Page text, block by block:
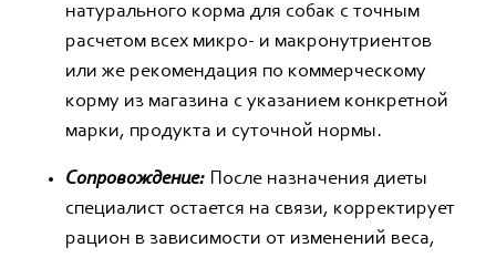
натурального корма для собак с точным
расчетом всех микро- и макронутриентов
или же рекомендация по коммерческому
корму из магазина с указанием конкретной
марки, продукта и суточной нормы.
Сопровождение: После назначения диеты
специалист остается на связи, корректирует
рацион в зависимости от изменений веса,